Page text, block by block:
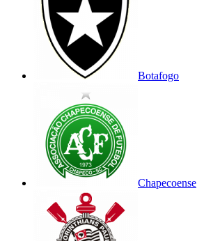
Botafogo
Chapecoense